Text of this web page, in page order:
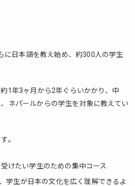
に日本語を教え始め、約300人の学生
1年3ヶ月から2年ぐらいかかり、中
ネパールからの学生を対象に教えてい
。
けたい学生のための集中コース
学生が日本の文化を広く理解できるよ